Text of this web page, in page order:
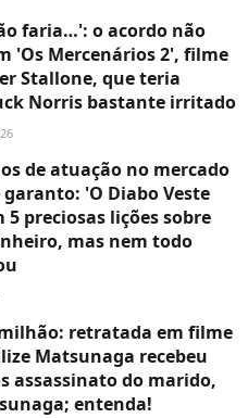
faria…': o acordo não
'Os Mercenários 2', filme
Stallone, que teria
Norris bastante irritado
de atuação no mercado
'O Diabo Veste
5 preciosas lições sobre
mas nem todo
milhão: retratada em filme
Matsunaga recebeu
assassinato do marido,
entenda!